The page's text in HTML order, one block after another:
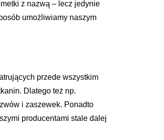
z nazwą – lecz jedynie
umożliwiamy naszym
przede wszystkim
Dlatego też np.
i zaszewek. Ponadto
producentami stale dalej